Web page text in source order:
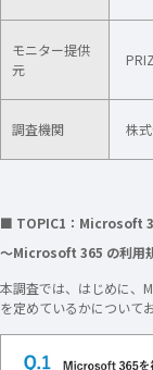
モニター提供
元
調査機関 株
■ TOPIC1：Microsoft
～Microsoft 365 の利用
本調査では、はじめに、
を定めているかについて